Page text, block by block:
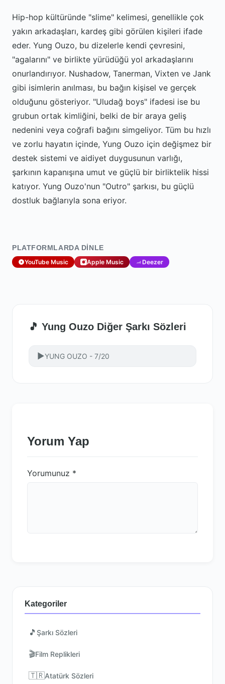
Hip-hop kültüründe "slime" kelimesi, genellikle çok
yakın arkadaşları, kardeş gibi görülen kişileri ifade
eder. Yung Ouzo, bu dizelerle kendi çevresini,
"agalarını" ve birlikte yürüdüğü yol arkadaşlarını
onurlandırıyor. Nushadow, Tanerman, Vixten ve Jank
gibi isimlerin anılması, bu bağın kişisel ve gerçek
olduğunu gösteriyor. "Uludağ boys" ifadesi ise bu
grubun ortak kimliğini, belki de bir araya geliş
nedenini veya coğrafi bağını simgeliyor. Tüm bu hızlı
ve zorlu hayatın içinde, Yung Ouzo için değişmez bir
destek sistemi ve aidiyet duygusunun varlığı,
şarkının kapanışına umut ve güçlü bir birliktelik hissi
katıyor. Yung Ouzo'nun "Outro" şarkısı, bu güçlü
dostluk bağlarıyla sona eriyor.
PLATFORMLARDA DINLE
YouTube Music Apple Music Deezer
🎵 Yung Ouzo Diğer Şarkı Sözleri
▶YUNG OUZO - 7/20
Yorum Yap
Yorumunuz *
Kategoriler
🎵 Şarkı Sözleri
🎬Film Replikleri
🇹🇷Atatürk Sözleri